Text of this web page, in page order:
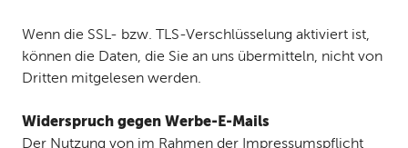
Wenn die SSL- bzw. TLS-Verschlüsselung aktiviert ist,
können die Daten, die Sie an uns übermitteln, nicht von
Dritten mitgelesen werden.
Widerspruch gegen Werbe-E-Mails
Der Nutzung von im Rahmen der Impressumspflicht